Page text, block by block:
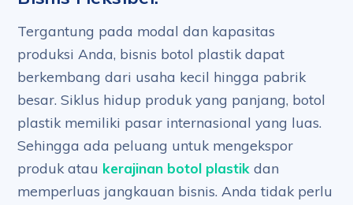
Tergantung pada modal dan kapasitas
produksi Anda, bisnis botol plastik dapat
berkembang dari usaha kecil hingga pabrik
besar. Siklus hidup produk yang panjang, botol
plastik memiliki pasar internasional yang luas.
Sehingga ada peluang untuk mengekspor
produk atau kerajinan botol plastik dan
memperluas jangkauan bisnis. Anda tidak perlu